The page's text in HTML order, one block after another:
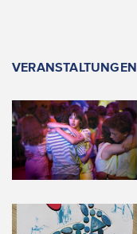
VERANSTALTUNGEN